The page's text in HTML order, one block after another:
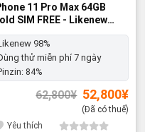
11 Pro Max 64GB
SIM FREE - Likenew
98%
thử miễn phí 7 ngày
84%
62,800¥ Giá
gốc
là:
62,800¥.
52,800¥Giá
(Đã có thuế)
Yêu thích